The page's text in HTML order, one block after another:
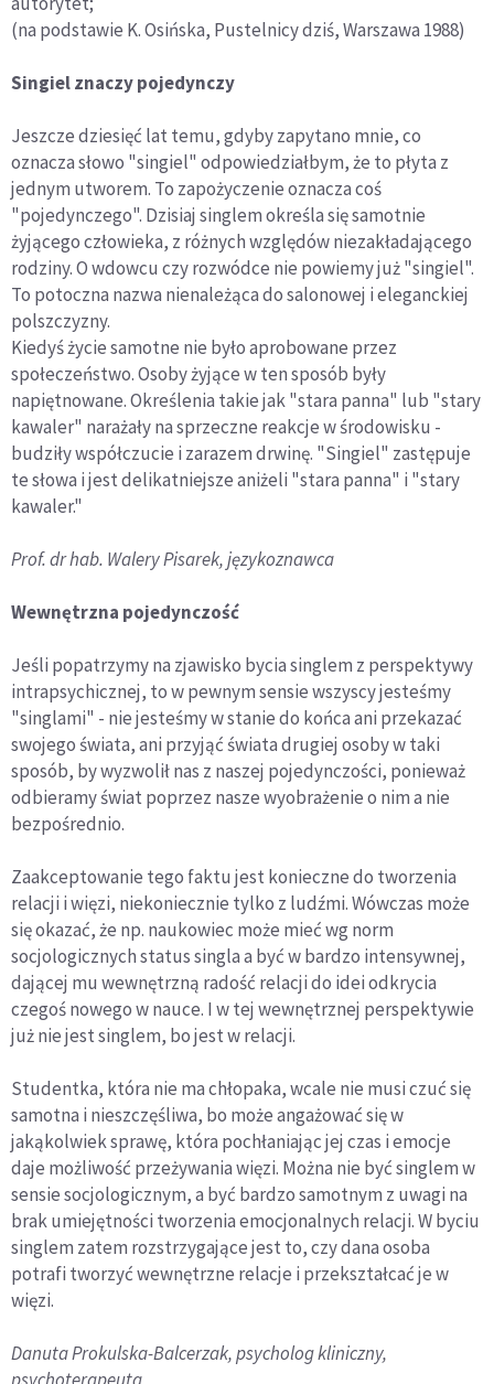
(na podstawie K. Osińska, Pustelnicy dziś, Warszawa 1988)
Singiel znaczy pojedynczy
Jeszcze dziesięć lat temu, gdyby zapytano mnie, co
oznacza słowo "singiel" odpowiedziałbym, że to płyta z
jednym utworem. To zapożyczenie oznacza coś
"pojedynczego". Dzisiaj singlem określa się samotnie
żyjącego człowieka, z różnych względów niezakładającego
rodziny. O wdowcu czy rozwódce nie powiemy już "singiel".
To potoczna nazwa nienależąca do salonowej i eleganckiej
polszczyzny.
Kiedyś życie samotne nie było aprobowane przez
społeczeństwo. Osoby żyjące w ten sposób były
napiętnowane. Określenia takie jak "stara panna" lub "stary
kawaler" narażały na sprzeczne reakcje w środowisku -
budziły współczucie i zarazem drwinę. "Singiel" zastępuje
te słowa i jest delikatniejsze aniżeli "stara panna" i "stary
kawaler."
Prof. dr hab. Walery Pisarek, językoznawca
Wewnętrzna pojedynczość
Jeśli popatrzymy na zjawisko bycia singlem z perspektywy
intrapsychicznej, to w pewnym sensie wszyscy jesteśmy
"singlami" - nie jesteśmy w stanie do końca ani przekazać
swojego świata, ani przyjąć świata drugiej osoby w taki
sposób, by wyzwolił nas z naszej pojedynczości, ponieważ
odbieramy świat poprzez nasze wyobrażenie o nim a nie
bezpośrednio.
Zaakceptowanie tego faktu jest konieczne do tworzenia
relacji i więzi, niekoniecznie tylko z ludźmi. Wówczas może
się okazać, że np. naukowiec może mieć wg norm
socjologicznych status singla a być w bardzo intensywnej,
dającej mu wewnętrzną radość relacji do idei odkrycia
czegoś nowego w nauce. I w tej wewnętrznej perspektywie
już nie jest singlem, bo jest w relacji.
Studentka, która nie ma chłopaka, wcale nie musi czuć się
samotna i nieszczęśliwa, bo może angażować się w
jakąkolwiek sprawę, która pochłaniając jej czas i emocje
daje możliwość przeżywania więzi. Można nie być singlem w
sensie socjologicznym, a być bardzo samotnym z uwagi na
brak umiejętności tworzenia emocjonalnych relacji. W byciu
singlem zatem rozstrzygające jest to, czy dana osoba
potrafi tworzyć wewnętrzne relacje i przekształcać je w
więzi.
Danuta Prokulska-Balcerzak, psycholog kliniczny,